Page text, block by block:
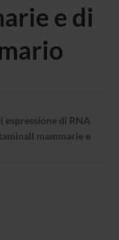
e di
espressione di RNA
mammarie e